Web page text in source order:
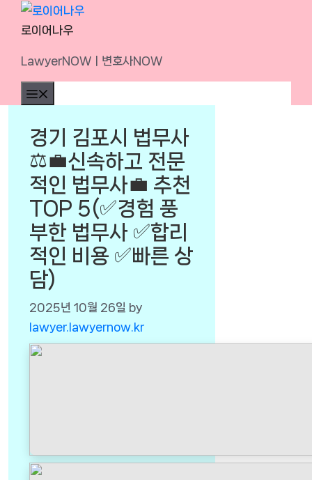
Skip
로이어나우
LawyerNOWㅣ변호사NOW
경기 김포시 법무사
⚖️💼신속하고 전문
적인 법무사💼 추천
TOP 5(✅경험 풍
부한 법무사 ✅합리
적인 비용 ✅빠른 상
담)
2025년 10월 26일 by
lawyer.lawyernow.kr